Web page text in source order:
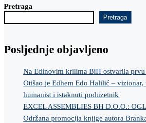
Pretraga
Pretraga
Posljednje objavljeno
Na Edinovim krilima BiH ostvarila prvu
Otišao je Edhem Edo Halilić –
humanist i istaknuti poduzetnik
EXCEL ASSEMBLIES BH D.O.O.:
Održana promocija knjige autora